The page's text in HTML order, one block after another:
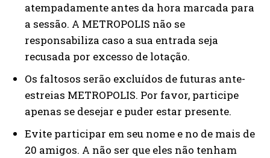
atempadamente antes da hora marcada para
a sessão. A METROPOLIS não se
responsabiliza caso a sua entrada seja
recusada por excesso de lotação.
Os faltosos serão excluídos de futuras ante-
estreias METROPOLIS. Por favor, participe
apenas se desejar e puder estar presente.
Evite participar em seu nome e no de mais de
20 amigos. A não ser que eles não tenham